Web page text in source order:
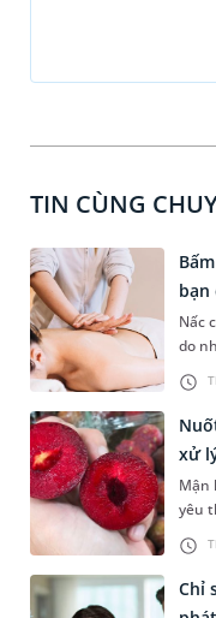
TIN CÙNG
bạn
Nấc
do
hiểu
tìm
này
xử
Mận
yêu
sơ
hạt
đầu
gây
Chỉ